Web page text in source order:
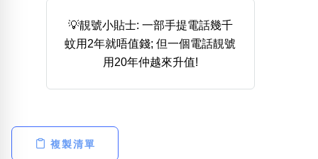
全大數字
5萬以上 生天延 全吉星(全號)
清除全部分類
💡靚號小貼士: 一部手提電話幾千
蚊用2年就唔值錢; 但一個電話靚號
用20年仲越來升值!
複製清單